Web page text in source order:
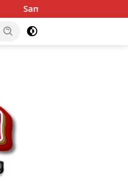
Muara Beliti Iptu